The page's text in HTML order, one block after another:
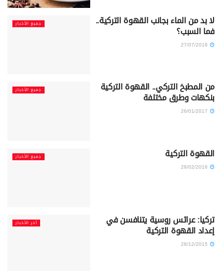
جميع الأخبار لا بد من الماء بجانب القهوة التركية..
فما السبب؟
جميع الأخبار من المطبخ التركي.. القهوة التركية
بنكهات وطرق مختلفة
جميع الأخبار القهوة التركية
آخر الأخبار تركيا: عرائس روسية يتنافسن في
إعداد القهوة التركية